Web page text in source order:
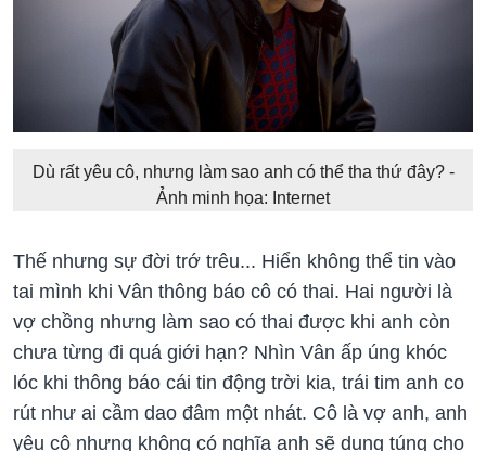
Dù rất yêu cô, nhưng làm sao anh có thể tha thứ đây? -
Ảnh minh họa: Internet
Thế nhưng sự đời trớ trêu... Hiển không thể tin vào
tai mình khi Vân thông báo cô có thai. Hai người là
vợ chồng nhưng làm sao có thai được khi anh còn
chưa từng đi quá giới hạn? Nhìn Vân ấp úng khóc
lóc khi thông báo cái tin động trời kia, trái tim anh co
rút như ai cầm dao đâm một nhát. Cô là vợ anh, anh
yêu cô nhưng không có nghĩa anh sẽ dung túng cho